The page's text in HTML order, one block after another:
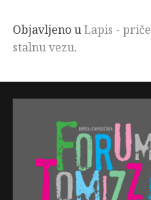
Objavljeno uLapis - priče
stalnu vezu.